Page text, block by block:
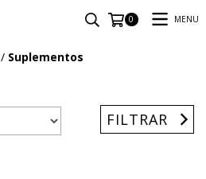
0 MENU
/ Suplementos
FILTRAR